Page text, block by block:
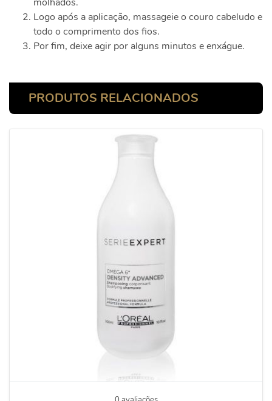
molhados.
Logo após a aplicação, massageie o couro cabeludo e
todo o comprimento dos fios.
Por fim, deixe agir por alguns minutos e enxágue.
PRODUTOS RELACIONADOS